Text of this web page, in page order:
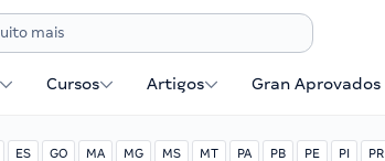
Cursos Artigos Gran Aprovados
ES GO MA MG MS MT PA PB PE PI PR